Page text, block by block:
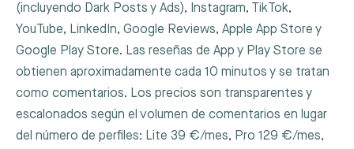
(incluyendo Dark Posts y Ads), Instagram, TikTok,
YouTube, LinkedIn, Google Reviews, Apple App Store y
Google Play Store. Las reseñas de App y Play Store se
obtienen aproximadamente cada 10 minutos y se tratan
como comentarios. Los precios son transparentes y
escalonados según el volumen de comentarios en lugar
del número de perfiles: Lite 39 €/mes, Pro 129 €/mes,